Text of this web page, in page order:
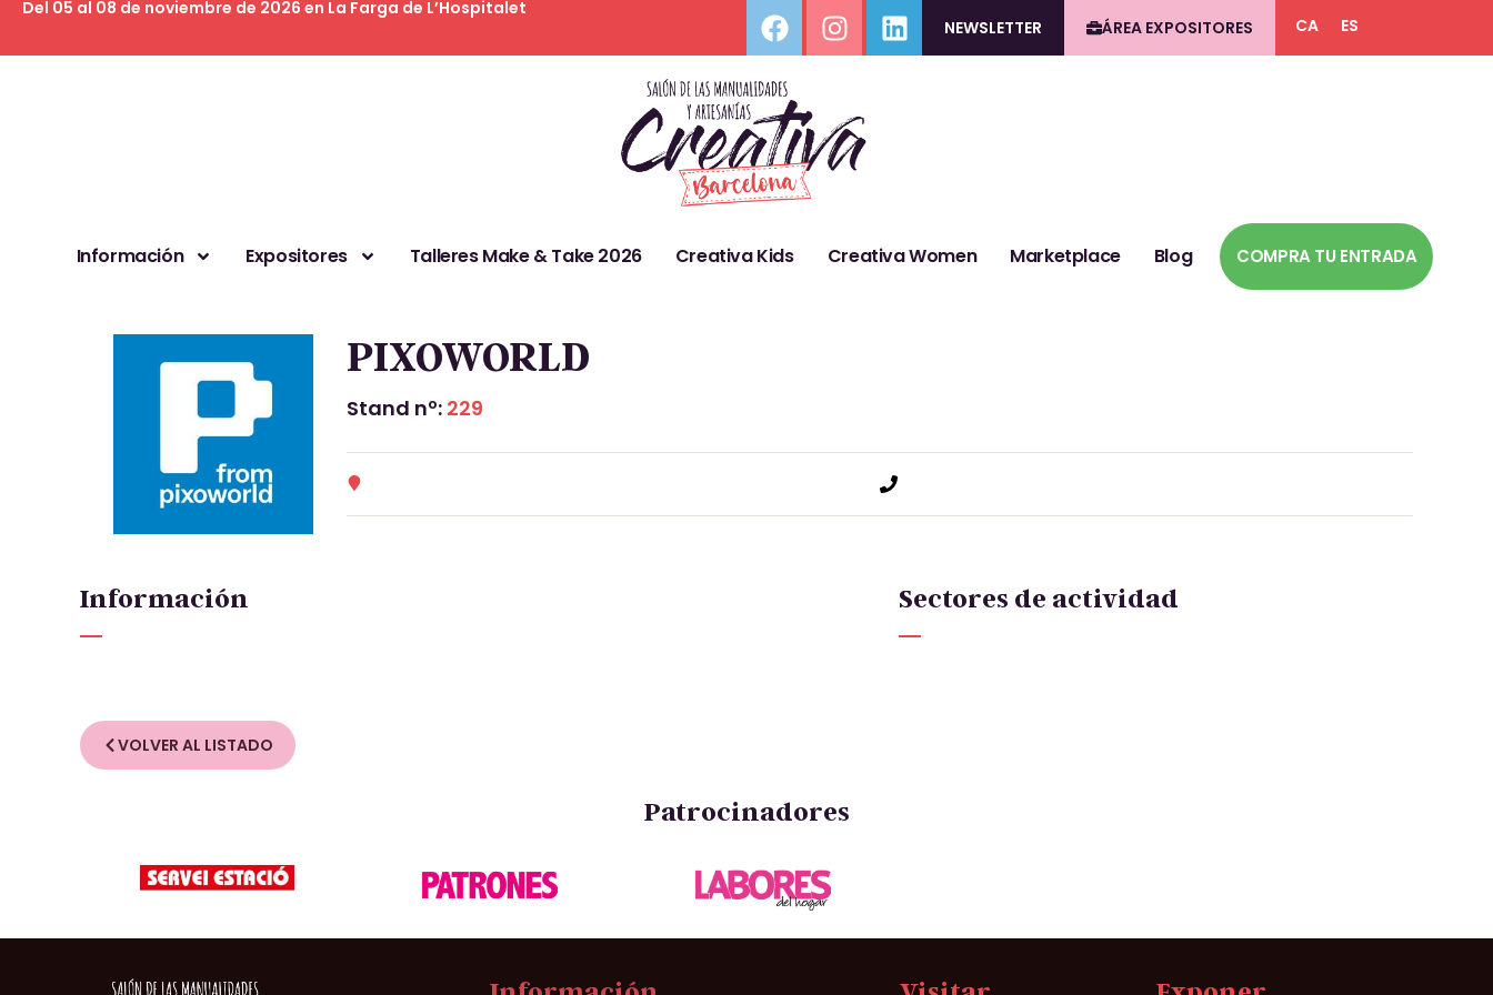
Del 05 al 08 de noviembre de 2026 en La Farga de L’Hospitalet
NEWSLETTER
ÁREA EXPOSITORES CA ES
Información Expositores Talleres Make & Take 2026 Creativa Kids Creativa Women Marketplace Blog COMPRA TU ENTRADA
PIXOWORLD
Stand nº: 229
Información Sectores de actividad
VOLVER AL LISTADO
Patrocinadores